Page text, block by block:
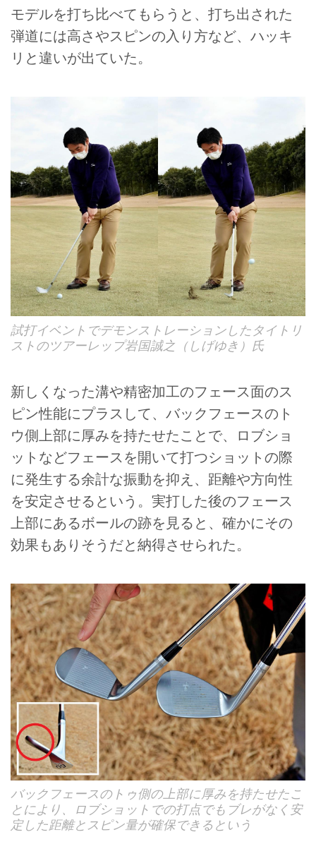
モデルを打ち比べてもらうと、打ち出された
弾道には高さやスピンの入り方など、ハッキ
リと違いが出ていた。
試打イベントでデモンストレーションしたタイトリ
ストのツアーレップ岩国誠之（しげゆき）氏
新しくなった溝や精密加工のフェース面のス
ピン性能にプラスして、バックフェースのト
ウ側上部に厚みを持たせたことで、ロブショ
ットなどフェースを開いて打つショットの際
に発生する余計な振動を抑え、距離や方向性
を安定させるという。実打した後のフェース
上部にあるボールの跡を見ると、確かにその
効果もありそうだと納得させられた。
バックフェースのトゥ側の上部に厚みを持たせたこ
とにより、ロブショットでの打点でもブレがなく安
定した距離とスピン量が確保できるという